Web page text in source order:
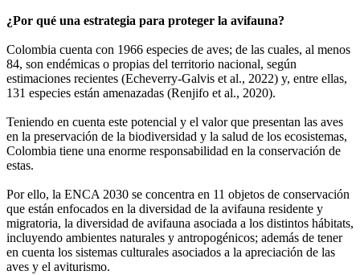
¿Por qué una estrategia para proteger la avifauna?
Colombia cuenta con 1966 especies de aves; de las cuales, al menos
84, son endémicas o propias del territorio nacional, según
estimaciones recientes (Echeverry-Galvis et al., 2022) y, entre ellas,
131 especies están amenazadas (Renjifo et al., 2020).
Teniendo en cuenta este potencial y el valor que presentan las aves
en la preservación de la biodiversidad y la salud de los ecosistemas,
Colombia tiene una enorme responsabilidad en la conservación de
estas.
Por ello, la ENCA 2030 se concentra en 11 objetos de conservación
que están enfocados en la diversidad de la avifauna residente y
migratoria, la diversidad de avifauna asociada a los distintos hábitats,
incluyendo ambientes naturales y antropogénicos; además de tener
en cuenta los sistemas culturales asociados a la apreciación de las
aves y el aviturismo.